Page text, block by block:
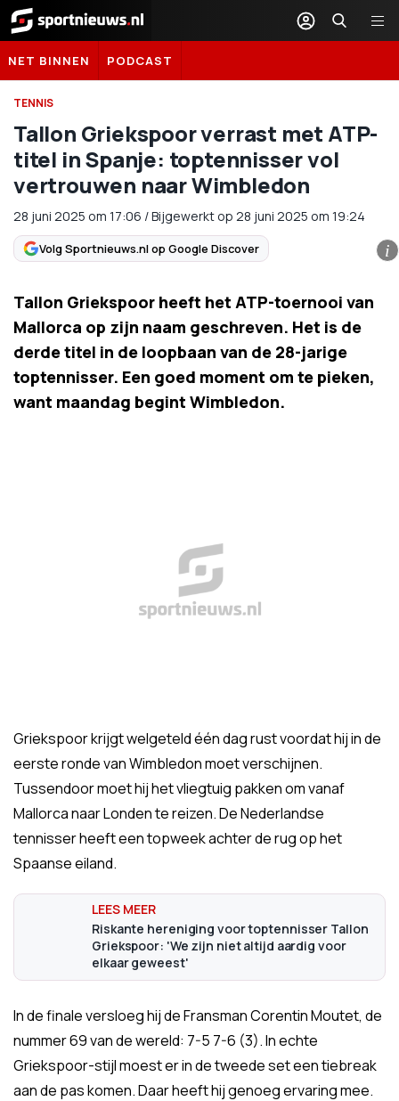
Sportnieuws.nl
NET BINNEN PODCAST
TENNIS
Tallon Griekspoor verrast met ATP-
titel in Spanje: toptennisser vol
vertrouwen naar Wimbledon
28 juni 2025 om 17:06 /Bijgewerkt op 28 juni 2025 om 19:24
Volg Sportnieuws.nl op Google Discover i
Tallon Griekspoor heeft het ATP-toernooi van
Mallorca op zijn naam geschreven. Het is de
derde titel in de loopbaan van de 28-jarige
toptennisser. Een goed moment om te pieken,
want maandag begint Wimbledon.
Griekspoor krijgt welgeteld één dag rust voordat hij in de
eerste ronde van Wimbledon moet verschijnen.
Tussendoor moet hij het vliegtuig pakken om vanaf
Mallorca naar Londen te reizen. De Nederlandse
tennisser heeft een topweek achter de rug op het
Spaanse eiland.
Riskante hereniging voor toptennisser Tallon
Griekspoor: 'We zijn niet altijd aardig voor
elkaar geweest'
In de finale versloeg hij de Fransman Corentin Moutet, de
nummer 69 van de wereld: 7-5 7-6 (3). In echte
Griekspoor-stijl moest er in de tweede set een tiebreak
aan de pas komen. Daar heeft hij genoeg ervaring mee.